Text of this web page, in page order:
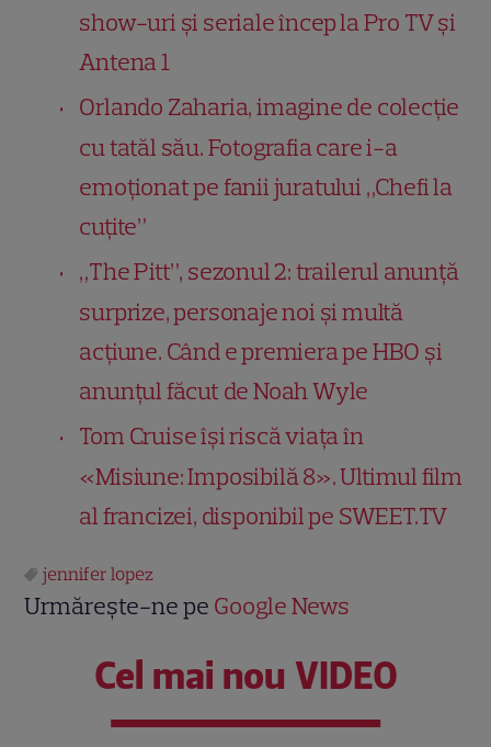
show-uri și seriale încep la Pro TV și
Antena 1
Orlando Zaharia, imagine de colecție
cu tatăl său. Fotografia care i-a
emoționat pe fanii juratului „Chefi la
cuțite”
„The Pitt”, sezonul 2: trailerul anunță
surprize, personaje noi și multă
acțiune. Când e premiera pe HBO și
anunțul făcut de Noah Wyle
Tom Cruise își riscă viața în
«Misiune: Imposibilă 8». Ultimul film
al francizei, disponibil pe SWEET.TV
jennifer lopez
Urmărește-ne pe Google News
Cel mai nou VIDEO